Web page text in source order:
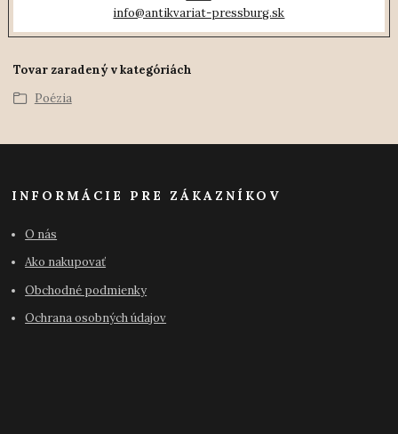
info@antikvariat-pressburg.sk
Tovar zaradený v kategóriách
Poézia
INFORMÁCIE PRE ZÁKAZNÍKOV
O nás
Ako nakupovať
Obchodné podmienky
Ochrana osobných údajov